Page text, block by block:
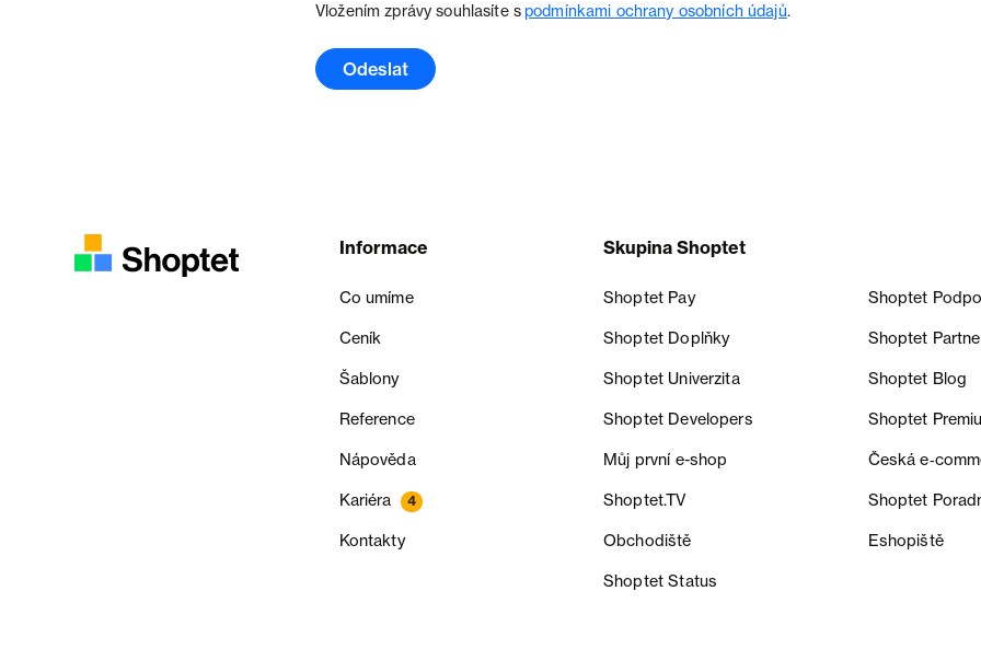
Vložením zprávy souhlasíte spodmínkami ochrany osobních údajů.
Odeslat
Informace
Co umíme
Ceník
Šablony
Reference
Nápověda
Kariéra 4
Kontakty
Skupina Shoptet
Shoptet Pay Shoptet
Shoptet Doplňky Shoptet
Shoptet Univerzita Shoptet Blog
Shoptet Developers Shoptet
Můj první e-shop Česká
Shoptet.TV Shoptet
Obchodiště Eshopiště
Shoptet Status